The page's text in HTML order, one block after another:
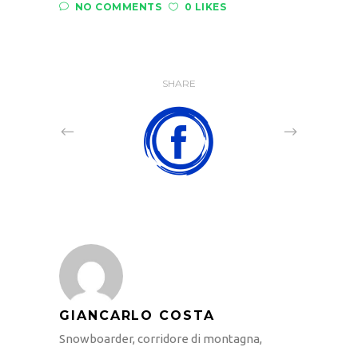
NO COMMENTS
0 LIKES
SHARE
GIANCARLO COSTA
Snowboarder, corridore di montagna,